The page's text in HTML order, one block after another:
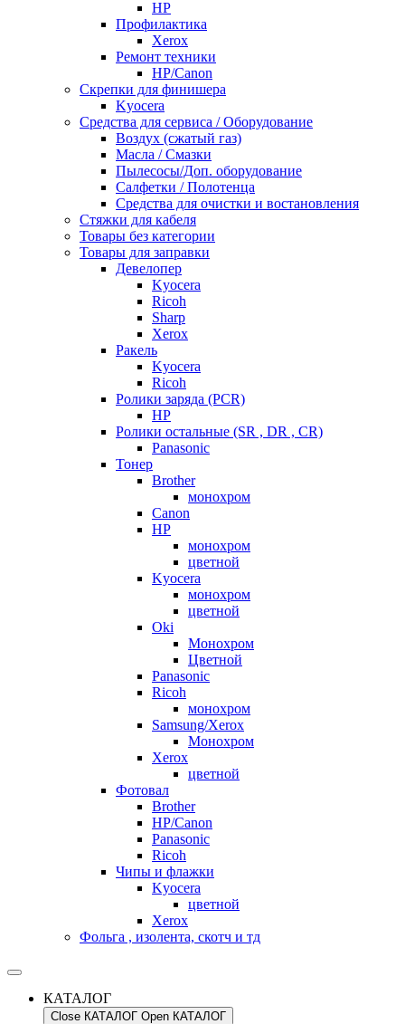
HP
Профилактика
Xerox
Ремонт техники
HP/Canon
Скрепки для финишера
Kyocera
Средства для сервиса / Оборудование
Воздух (сжатый газ)
Масла / Смазки
Пылесосы/Доп. оборудование
Салфетки / Полотенца
Средства для очистки и востановления
Стяжки для кабеля
Товары без категории
Товары для заправки
Девелопер
Kyocera
Ricoh
Sharp
Xerox
Ракель
Kyocera
Ricoh
Ролики заряда (PCR)
HP
Ролики остальные (SR , DR , CR)
Panasonic
Тонер
Brother
монохром
Canon
HP
монохром
цветной
Kyocera
монохром
цветной
Oki
Монохром
Цветной
Panasonic
Ricoh
монохром
Samsung/Xerox
Монохром
Xerox
цветной
Фотовал
Brother
HP/Canon
Panasonic
Ricoh
Чипы и флажки
Kyocera
цветной
Xerox
Фольга , изолента, скотч и тд
КАТАЛОГ
Close КАТАЛОГ Open КАТАЛОГ